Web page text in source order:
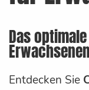
Das
Entdecken Sie